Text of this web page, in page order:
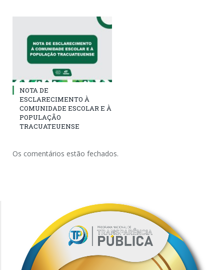
NOTA DE
ESCLARECIMENTO À
COMUNIDADE ESCOLAR E À
POPULAÇÃO
TRACUATEUENSE
Os comentários estão fechados.